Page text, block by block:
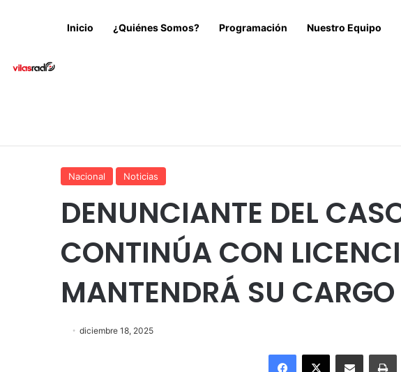
Inicio ¿Quiénes Somos? Programación Nuestro Equipo
Nacional Noticias
DENUNCIANTE DEL
CONTINÚA CON
MANTENDRÁ SU CARGO
diciembre 18, 2025
Facebook
X Enviar vía email